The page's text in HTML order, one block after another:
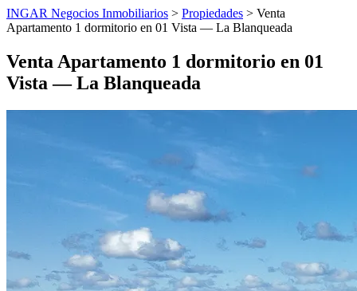
INGAR Negocios Inmobiliarios > Propiedades > Venta
Apartamento 1 dormitorio en 01 Vista — La Blanqueada
Venta Apartamento 1 dormitorio en 01
Vista — La Blanqueada